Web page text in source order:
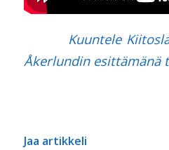
Kuuntele
Åkerlundin esittämänä
Jaa artikkeli